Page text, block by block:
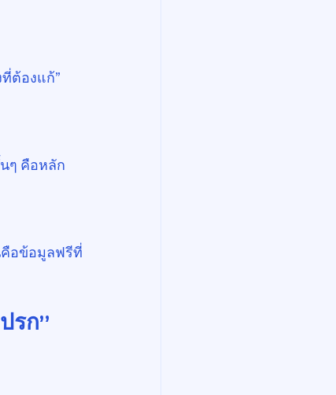
ต้องแก้”
ๆ คือหลัก
คือข้อมูลฟรีที่
รก”